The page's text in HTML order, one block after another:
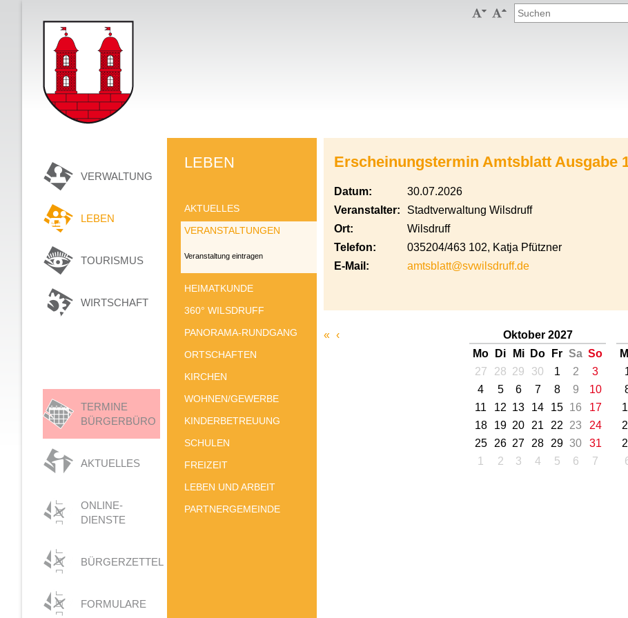
 
VERWALTUNG
LEBEN
TOURISMUS
WIRTSCHAFT
TERMINE
BÜRGERBÜRO
AKTUELLES
ONLINE-
DIENSTE
BÜRGERZETTEL
FORMULARE
LEBEN
AKTUELLES
VERANSTALTUNGEN
Veranstaltung eintragen
HEIMATKUNDE
360° WILSDRUFF
PANORAMA-RUNDGANG
ORTSCHAFTEN
KIRCHEN
WOHNEN/GEWERBE
KINDERBETREUUNG
SCHULEN
FREIZEIT
LEBEN UND ARBEIT
PARTNERGEMEINDE
Erscheinungstermin Amtsblatt Ausgabe
Datum:
30.07.2026
Veranstalter:
Stadtverwaltung Wilsdruff
Ort:
Wilsdruff
Telefon:
035204/463 102, Katja Pfützner
E-Mail:
amtsblatt@svwilsdruff.de
« ‹
Oktober 2027
Mo
Di Mi Do Fr Sa So
27
28 29 30 1 2
3
4
5 6 7 8 9
10
11
12 13 14 15 16
17
18
19 20 21 22 23
24
25
26 27 28 29 30
31
1
2 3 4 5 6 7